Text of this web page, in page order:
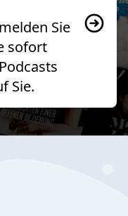
Sie
sofort
Sie.